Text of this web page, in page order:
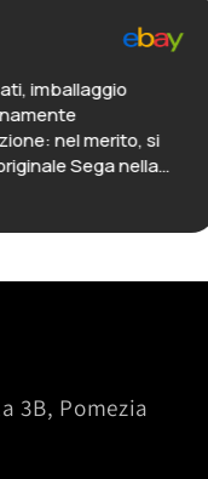
nel merito, si
Sega nella
ed è
una delle
personaggio. In
3B, Pomezia